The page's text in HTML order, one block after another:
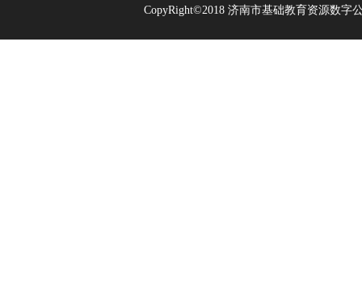
CopyRight©2018 济南市基础教育资源数